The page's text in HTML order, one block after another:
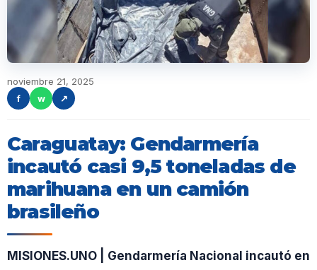
noviembre 21, 2025
f
w ↗
Caraguatay: Gendarmería
incautó casi 9,5 toneladas de
marihuana en un camión
brasileño
MISIONES.UNO | Gendarmería Nacional incautó en